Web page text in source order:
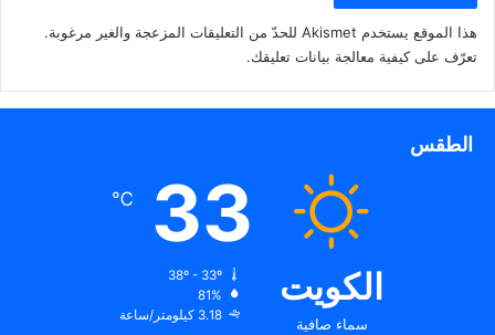
هذا الموقع يستخدم Akismet للحدّ من التعليقات المزعجة والغير مرغوبة.
تعرّف على كيفية معالجة بيانات تعليقك.
الطقس
الكويت
سماء صافية
33
℃
81%
3.18 كيلومتر/ساعة